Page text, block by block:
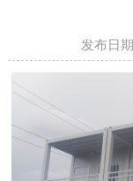
发布日